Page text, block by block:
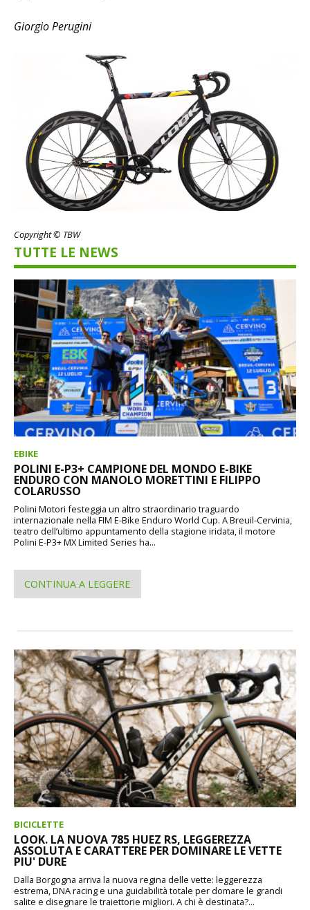
Giorgio Perugini
Copyright © TBW
TUTTE LE NEWS
EBIKE
POLINI E-P3+ CAMPIONE DEL MONDO E-BIKE
ENDURO CON MANOLO MORETTINI E FILIPPO
COLARUSSO
Polini Motori festeggia un altro straordinario traguardo
internazionale nella FIM E-Bike Enduro World Cup. A Breuil-Cervinia,
teatro dell’ultimo appuntamento della stagione iridata, il motore
Polini E-P3+ MX Limited Series ha...
CONTINUA A LEGGERE
BICICLETTE
LOOK. LA NUOVA 785 HUEZ RS, LEGGEREZZA
ASSOLUTA E CARATTERE PER DOMINARE LE VETTE
PIU' DURE
Dalla Borgogna arriva la nuova regina delle vette: leggerezza
estrema, DNA racing e una guidabilità totale per domare le grandi
salite e disegnare le traiettorie migliori. A chi è destinata?...